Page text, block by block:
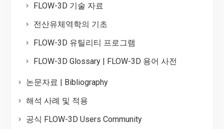
FLOW-3D 기술 자료
전산유체역학의 기초
FLOW-3D 유틸리티 프로그램
FLOW-3D Glossary | FLOW-3D 용어 사전
논문자료 | Bibliography
해석 사례 및 적용
공식 FLOW-3D Users Community